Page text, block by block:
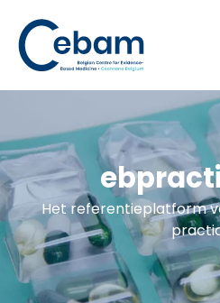
Het referentieplatform